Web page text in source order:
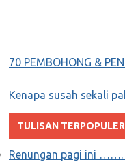
70 PEMBOHONG &
Kenapa susah sekali
TULISAN TERPOPULER
Renungan pagi ini …….